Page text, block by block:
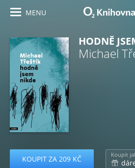
MENU
HODNĚ
Michael
KOUPIT ZA 209 KČ Koupit